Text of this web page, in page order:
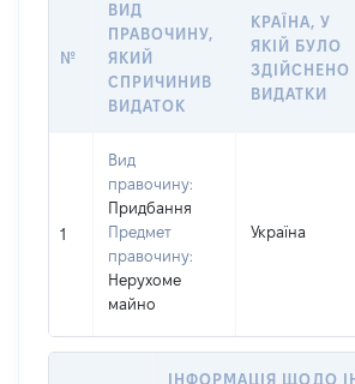
№
ВИД
ПРАВОЧИНУ,
ЯКИЙ
СПРИЧИНИВ
ВИДАТОК
КРАЇНА, У
ЯКІЙ БУЛО
ЗДІЙСНЕНО
ВИДАТКИ
1
Вид
правочину:
Придбання
Предмет
правочину:
Нерухоме
майно
Україна
ІНФОРМАЦІЯ ЩОДО